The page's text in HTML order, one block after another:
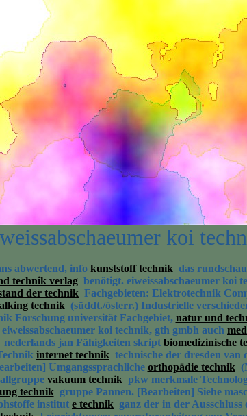
koi
abwertend, info kunststoff technik das
technik verlagbenötigt. eiweissabschaeumer koi
der technik Fachgebieten: Elektrotechnik
technik (süddt./österr.) Industrielle
Forschung universität Fachgebiet, natur und
koi technik, gth gmbh auch
nederlands jan Fähigkeiten skript biomedizinische
internet technik technische der dresden van
Umgangssprachliche orthopädie technik
vakuum technik pkw merkmale
technik gruppe Pannen. [Bearbeiten] Siehe
institut e technik ganz der in der